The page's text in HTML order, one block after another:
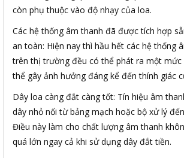
còn phụ thuộc vào độ nhạy của loa.
Các hệ thống âm thanh đã được tích hợp
an toàn: Hiện nay thì hầu hết các hệ thống
trên thị trường đều có thể phát ra một mức
thể gây ảnh hưởng đáng kể đến thính giác
Dây loa càng đắt càng tốt: Tín hiệu âm
dây nhỏ nối từ bảng mạch hoặc bộ xử lý
Điều này làm cho chất lượng âm thanh
quá lớn ngay cả khi sử dụng dây đắt tiền.